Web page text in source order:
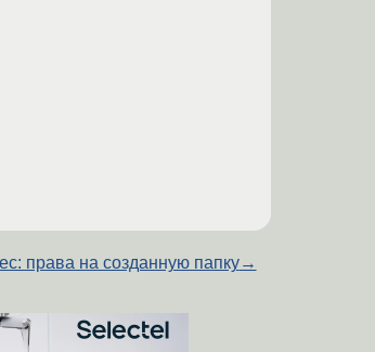
права на созданную папку→